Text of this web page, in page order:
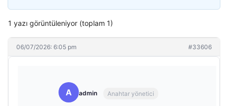
1 yazı görüntüleniyor (toplam 1)
06/07/2026: 6:05 pm #33606
A admin Anahtar yönetici